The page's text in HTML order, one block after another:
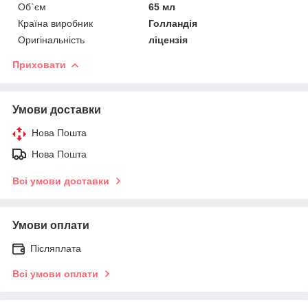
Об`єм
65 мл
Країна виробник
Голландія
Оригінальність
ліцензія
Приховати
Умови доставки
Нова Пошта
Нова Пошта
Всі умови доставки
Умови оплати
Післяплата
Всі умови оплати